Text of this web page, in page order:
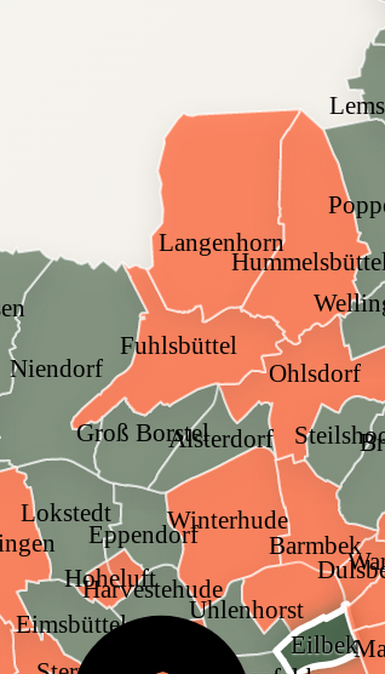
Eimsbüttel
Harvestehude
Hoheluft
Lokstedt
Niendorf
Eppendorf
Groß BorstelAlsterdorf
Winterhude
Uhlenhorst
Barmbek
Ohlsdorf
Fuhlsbüttel
Langenhorn
Eilbek